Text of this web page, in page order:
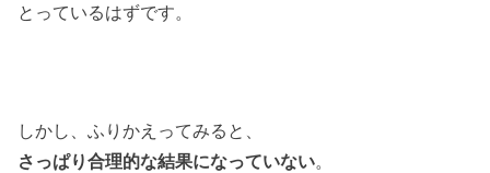
とっているはずです。
しかし、ふりかえってみると、
さっぱり合理的な結果になっていない。